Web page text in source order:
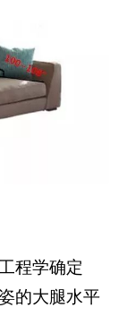
程学确定
的大腿水平